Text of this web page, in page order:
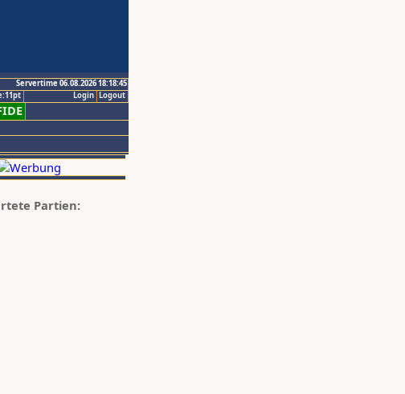
Servertime 06.08.2026 18:18:45
Logout
Login
Partien: